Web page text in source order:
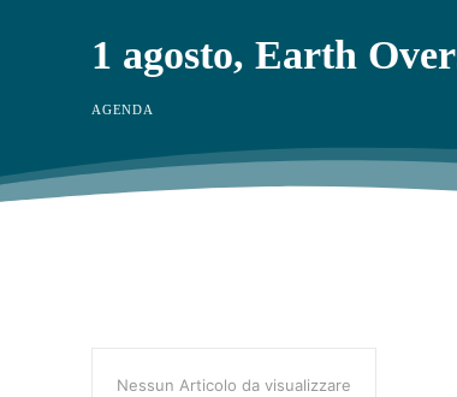
1 agosto, Earth
AGENDA
Nessun Articolo da visualizzare